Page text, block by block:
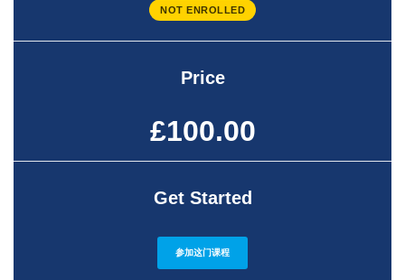
NOT ENROLLED
Price
£100.00
Get Started
参加这门课程